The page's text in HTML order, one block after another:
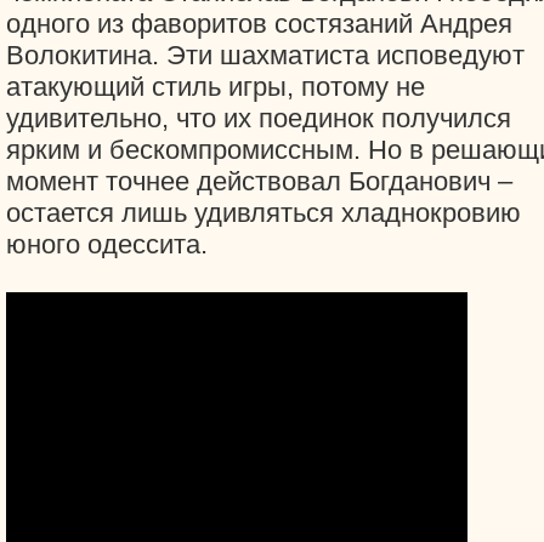
одного из фаворитов состязаний Андрея
Волокитина. Эти шахматиста исповедуют
атакующий стиль игры, потому не
удивительно, что их поединок получился
ярким и бескомпромиссным. Но в
момент точнее действовал Богданович –
остается лишь удивляться хладнокровию
юного одессита.